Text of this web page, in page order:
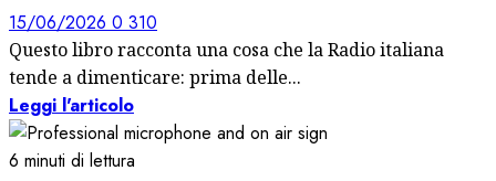
15/06/2026 0 310
Questo libro racconta una cosa che la Radio italiana
tende a dimenticare: prima delle...
Leggi l'articolo
6 minuti di lettura